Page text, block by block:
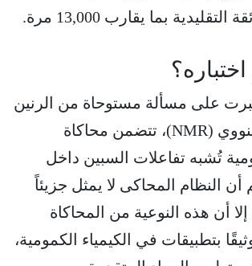
بما يقارب 13,000 مرة.
على مسألة مستوحاة من الرنين
المغناطيسي النووي (NMR)، تتضمن محاكاة
تُشبه تفاعلات السبين داخل
أن النظام المحاكى لا يمثل جزيئاً
إلا أن هذه النوعية من المحاكاة
بتطبيقات في الكيمياء الكمومية،